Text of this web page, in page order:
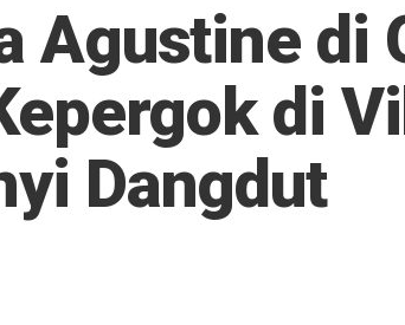
Agustine di
di
Dangdut